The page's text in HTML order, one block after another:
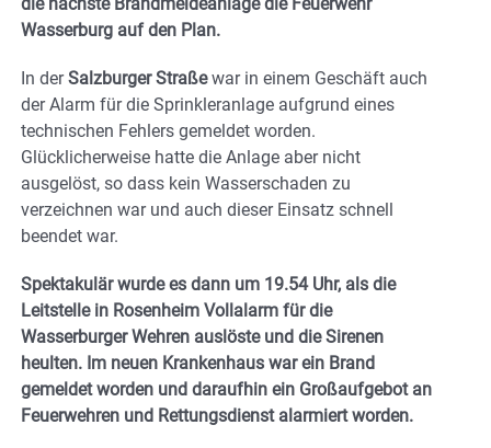
Wasserburg auf den Plan.
In derSalzburger Straßewar in einem Geschäft auch
der Alarm für die Sprinkleranlage aufgrund eines
technischen Fehlers gemeldet worden.
Glücklicherweise hatte die Anlage aber nicht
ausgelöst, so dass kein Wasserschaden zu
verzeichnen war und auch dieser Einsatz schnell
beendet war.
Spektakulär wurde es dann um 19.54 Uhr, als die
Leitstelle in Rosenheim Vollalarm für die
Wasserburger Wehren auslöste und die Sirenen
heulten. Im neuen Krankenhaus war ein Brand
gemeldet worden und daraufhin ein Großaufgebot an
Feuerwehren und Rettungsdienst alarmiert worden.